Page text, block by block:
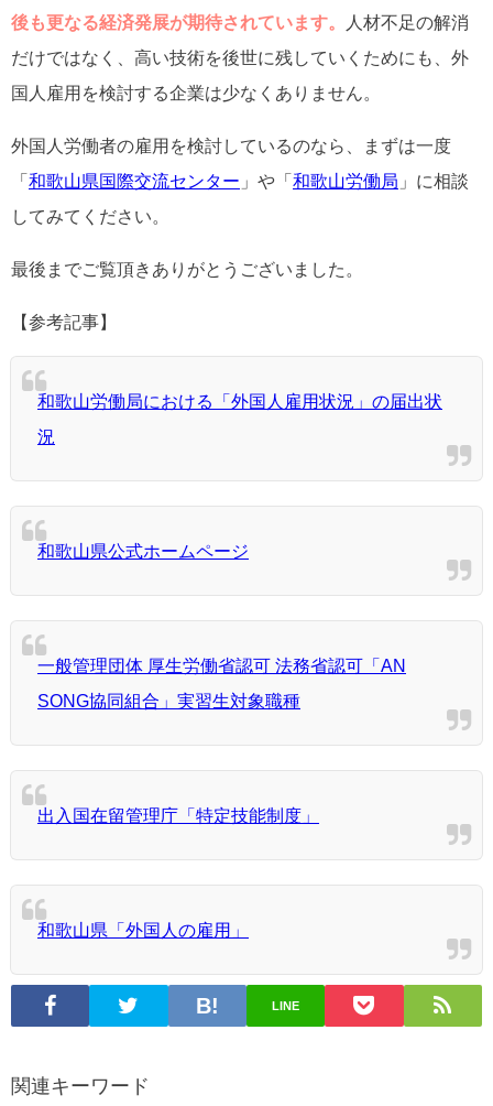
後も更なる経済発展が期待されています。
人材不足の解消
だけではなく、高い技術を後世に残していくためにも、外
国人雇用を検討する企業は少なくありません。
外国人労働者の雇用を検討しているのなら、まずは一度
「 和歌山県国際交流センター 」や「 和歌山労働局 」に相談
してみてください。
最後までご覧頂きありがとうございました。
【参考記事】
和歌山労働局における「外国人雇用状況」の届出状
況
和歌山県公式ホームページ
一般管理団体 厚生労働省認可 法務省認可「AN
SONG協同組合」実習生対象職種
出入国在留管理庁「特定技能制度」
和歌山県「外国人の雇用」
LINE
関連キーワード